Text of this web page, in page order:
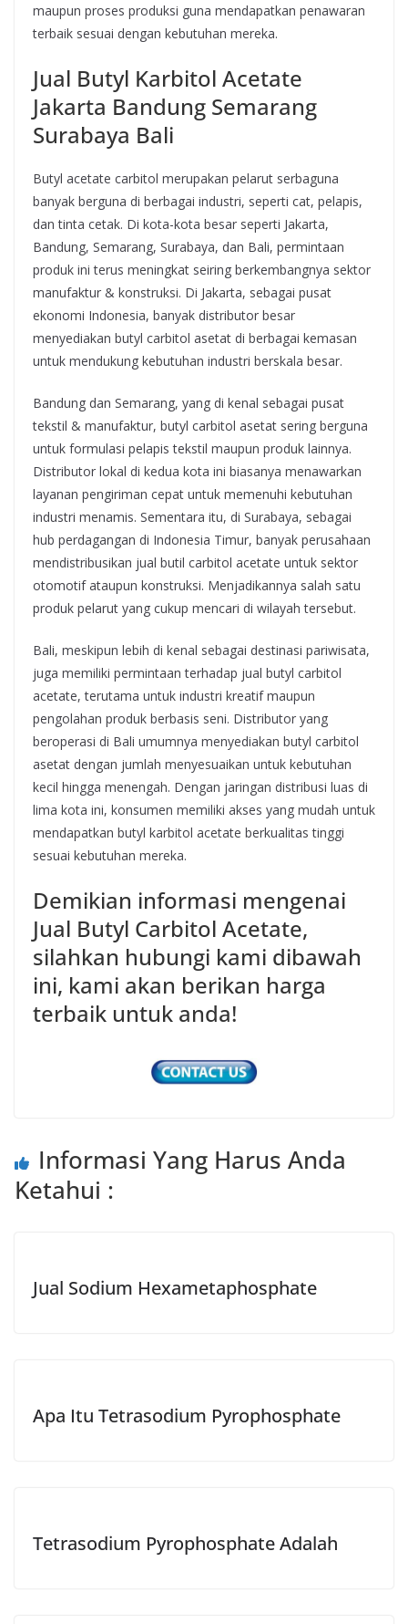
maupun proses produksi guna mendapatkan penawaran
terbaik sesuai dengan kebutuhan mereka.
Jual Butyl Karbitol Acetate
Jakarta Bandung Semarang
Surabaya Bali
Butyl acetate carbitol merupakan pelarut serbaguna
banyak berguna di berbagai industri, seperti cat, pelapis,
dan tinta cetak. Di kota-kota besar seperti Jakarta,
Bandung, Semarang, Surabaya, dan Bali, permintaan
produk ini terus meningkat seiring berkembangnya sektor
manufaktur & konstruksi. Di Jakarta, sebagai pusat
ekonomi Indonesia, banyak distributor besar
menyediakan butyl carbitol asetat di berbagai kemasan
untuk mendukung kebutuhan industri berskala besar.
Bandung dan Semarang, yang di kenal sebagai pusat
tekstil & manufaktur, butyl carbitol asetat sering berguna
untuk formulasi pelapis tekstil maupun produk lainnya.
Distributor lokal di kedua kota ini biasanya menawarkan
layanan pengiriman cepat untuk memenuhi kebutuhan
industri menamis. Sementara itu, di Surabaya, sebagai
hub perdagangan di Indonesia Timur, banyak perusahaan
mendistribusikan jual butil carbitol acetate untuk sektor
otomotif ataupun konstruksi. Menjadikannya salah satu
produk pelarut yang cukup mencari di wilayah tersebut.
Bali, meskipun lebih di kenal sebagai destinasi pariwisata,
juga memiliki permintaan terhadap jual butyl carbitol
acetate, terutama untuk industri kreatif maupun
pengolahan produk berbasis seni. Distributor yang
beroperasi di Bali umumnya menyediakan butyl carbitol
asetat dengan jumlah menyesuaikan untuk kebutuhan
kecil hingga menengah. Dengan jaringan distribusi luas di
lima kota ini, konsumen memiliki akses yang mudah untuk
mendapatkan butyl karbitol acetate berkualitas tinggi
sesuai kebutuhan mereka.
Demikian informasi mengenai
Jual Butyl Carbitol Acetate,
silahkan hubungi kami dibawah
ini, kami akan berikan harga
terbaik untuk anda!
Informasi Yang Harus Anda
Ketahui :
Jual Sodium Hexametaphosphate
Apa Itu Tetrasodium Pyrophosphate
Tetrasodium Pyrophosphate Adalah